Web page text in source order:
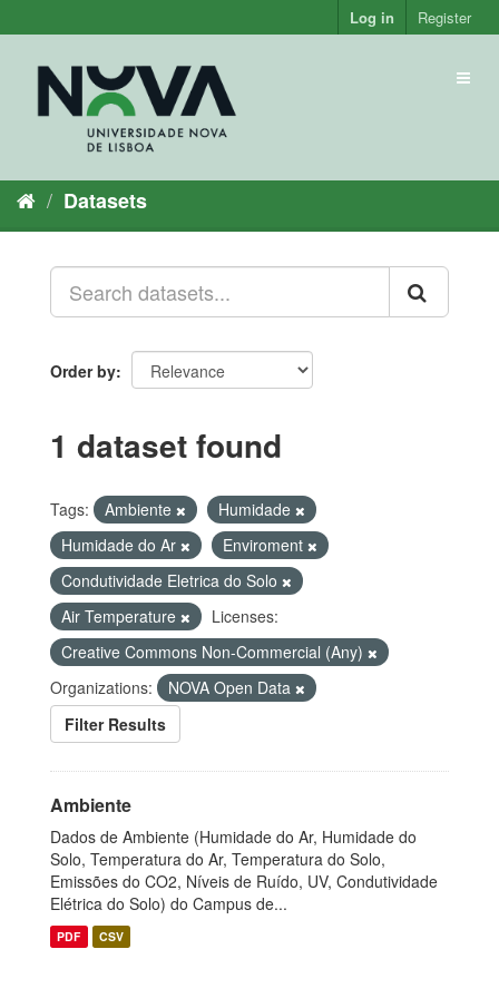
to
Log in Register
Datasets
Order by
1 dataset found
Tags: Ambiente
Humidade
Humidade do Ar
Enviroment
Condutividade Eletrica do Solo
Air Temperature
Licenses:
Creative Commons Non-Commercial (Any)
Organizations:
NOVA Open Data
Filter Results
Ambiente
Dados de Ambiente (Humidade do Ar, Humidade do
Solo, Temperatura do Ar, Temperatura do Solo,
Emissões do CO2, Níveis de Ruído, UV, Condutividade
Elétrica do Solo) do Campus de...
PDF CSV